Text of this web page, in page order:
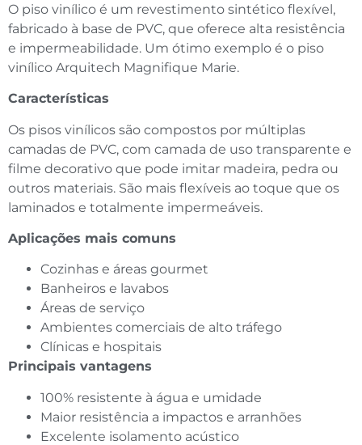
O piso vinílico é um revestimento sintético flexível,
fabricado à base de PVC, que oferece alta resistência
e impermeabilidade. Um ótimo exemplo é o piso
vinílico Arquitech Magnifique Marie.
Características
Os pisos vinílicos são compostos por múltiplas
camadas de PVC, com camada de uso transparente e
filme decorativo que pode imitar madeira, pedra ou
outros materiais. São mais flexíveis ao toque que os
laminados e totalmente impermeáveis.
Aplicações mais comuns
Cozinhas e áreas gourmet
Banheiros e lavabos
Áreas de serviço
Ambientes comerciais de alto tráfego
Clínicas e hospitais
Principais vantagens
100% resistente à água e umidade
Maior resistência a impactos e arranhões
Excelente isolamento acústico